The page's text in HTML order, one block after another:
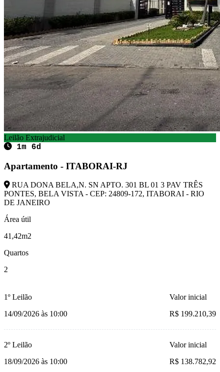
Leilão Extrajudicial
1m 6d
Apartamento - ITABORAI-RJ
RUA DONA BELA,N. SN APTO. 301 BL 01 3 PAV TRÊS
PONTES, BELA VISTA - CEP: 24809-172, ITABORAI - RIO
DE JANEIRO
Área útil
41,42m2
Quartos
2
1º Leilão
14/09/2026 às 10:00
Valor inicial
R$ 199.210,39
2º Leilão
18/09/2026 às 10:00
Valor inicial
R$ 138.782,92